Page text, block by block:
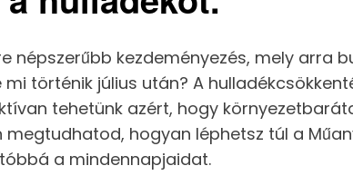
népszerűbb kezdeményezés, mely
történik július után? A
tehetünk azért, hogy
megtudhatod, hogyan léphetsz túl a
a mindennapjaidat.